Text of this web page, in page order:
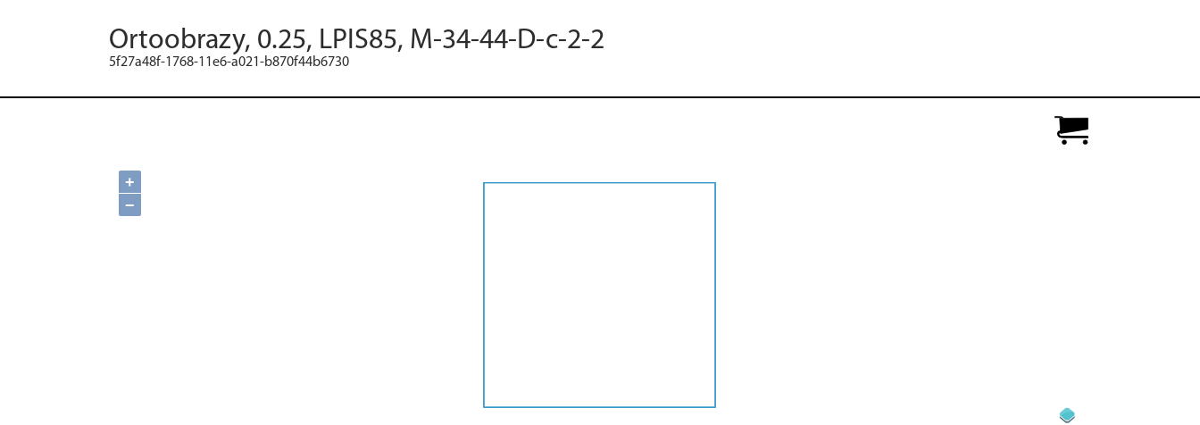
Ortoobrazy, 0.25, LPIS85, M-34-44-D-c-2-2
5f27a48f-1768-11e6-a021-b870f44b6730
+
−